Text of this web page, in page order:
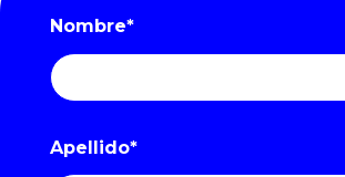
Nombre*
Apellido*